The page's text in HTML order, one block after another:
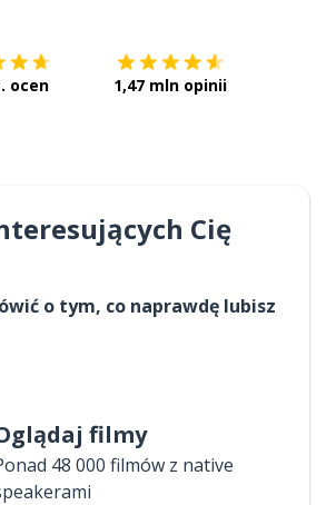
ocen 1,47 mln opinii
Cię
o tym, co naprawdę lubisz
filmy
48 000 filmów z native